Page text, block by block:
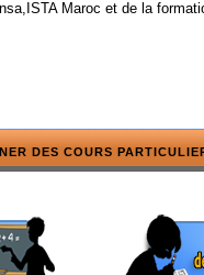
Maroc et de la
DES COURS